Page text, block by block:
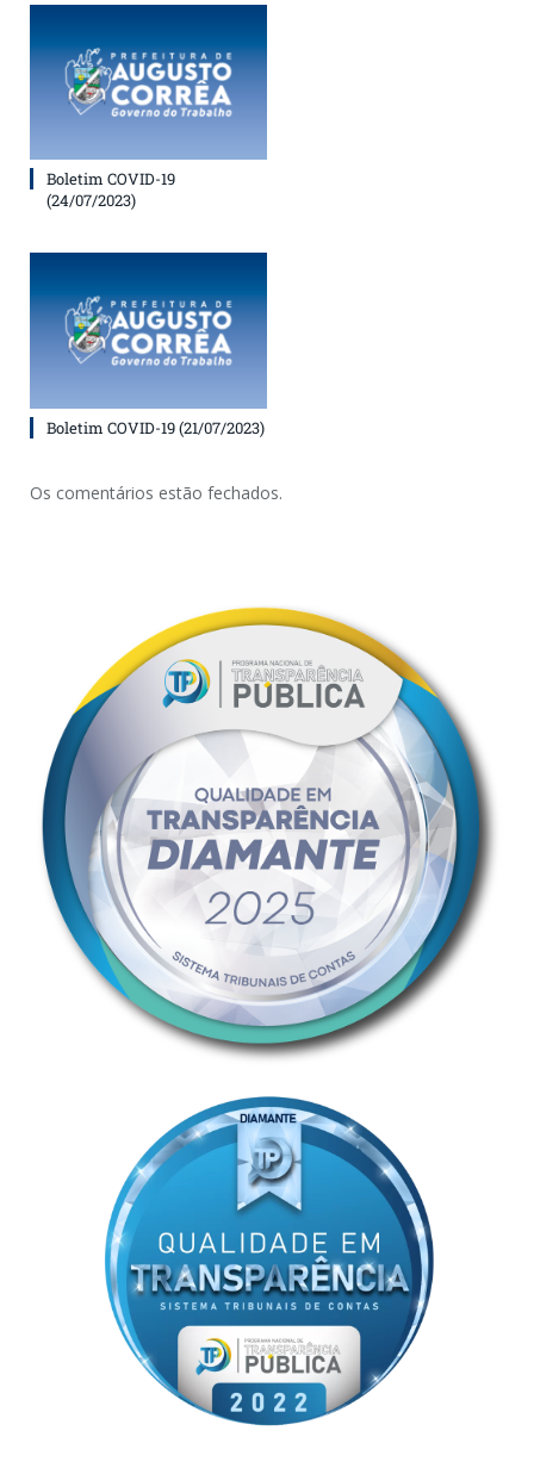
Boletim COVID-19
(24/07/2023)
Boletim COVID-19 (21/07/2023)
Os comentários estão fechados.